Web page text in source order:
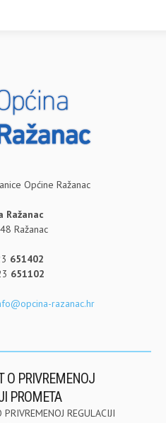
Općine Ražanac
Ražanac
Ražanac
651402
651102
razanac.hr
O PRIVREMENOJ
PROMETA
PRIVREMENOJ REGULACIJI